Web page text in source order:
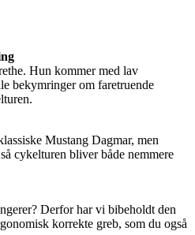
Hun kommer med lav
bekymringer om faretruende
Mustang Dagmar, men
cykelturen bliver både nemmere
Derfor har vi bibeholdt den
korrekte greb, som du også